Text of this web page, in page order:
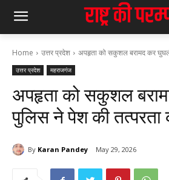
Home उत्तर प्रदेश अपहृता को सकुशल बरामद कर
उत्तर प्रदेश महराजगंज
अपहृता को सकुशल
पुलिस ने पेश की तत्परता
By Karan Pandey May 29, 2026